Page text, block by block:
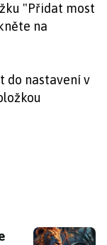
"Přidat most
na
do nastavení v
Brave hlásí